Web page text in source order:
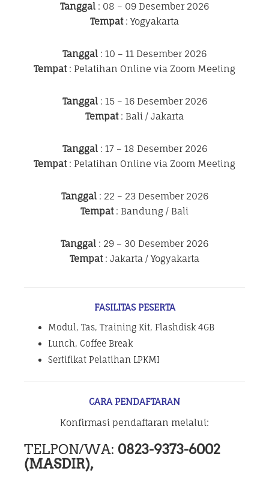
Tanggal : 08 – 09 Desember 2026
Tempat: Yogyakarta
Tanggal : 10 – 11 Desember 2026
Tempat: Pelatihan Online via Zoom Meeting
Tanggal: 15 – 16 Desember 2026
Tempat: Bali / Jakarta
Tanggal: 17 – 18 Desember 2026
Tempat: Pelatihan Online via Zoom Meeting
Tanggal: 22 – 23 Desember 2026
Tempat: Bandung / Bali
Tanggal : 29 – 30 Desember 2026
Tempat: Jakarta / Yogyakarta
FASILITAS PESERTA
Modul, Tas, Training Kit, Flashdisk 4GB
Lunch, Coffee Break
Sertifikat Pelatihan LPKMI
CARA PENDAFTARAN
Konfirmasi pendaftaran melalui:
TELPON/WA: 0823-9373-6002
(MASDIR),